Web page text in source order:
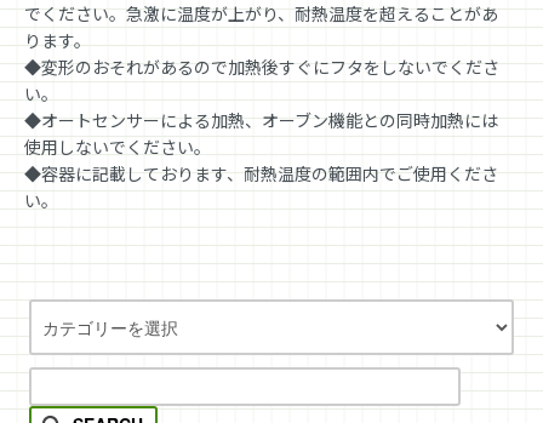
でください。急激に温度が上がり、耐熱温度を超えることがあ
ります。
◆変形のおそれがあるので加熱後すぐにフタをしないでくださ
い。
◆オートセンサーによる加熱、オーブン機能との同時加熱には
使用しないでください。
◆容器に記載しております、耐熱温度の範囲内でご使用くださ
い。